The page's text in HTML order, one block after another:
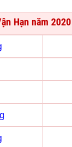
Hạn năm